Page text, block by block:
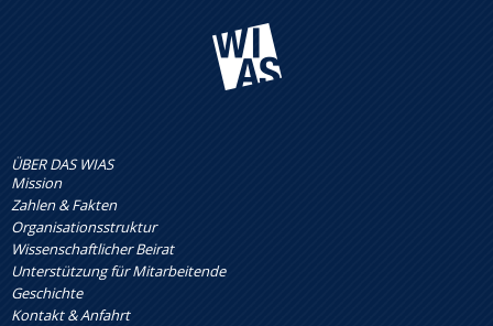
ÜBER DAS WIAS
Mission
Zahlen & Fakten
Organisationsstruktur
Wissenschaftlicher Beirat
Unterstützung für Mitarbeitende
Geschichte
Kontakt & Anfahrt